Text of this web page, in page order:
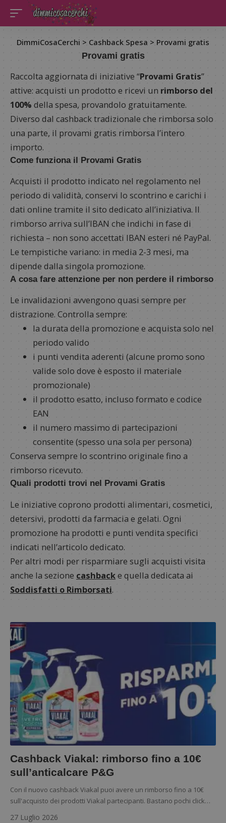
DimmiCosaCerchi > Cashback Spesa > Provami gratis
Provami gratis
Raccolta aggiornata di iniziative “Provami Gratis”
attive: acquisti un prodotto e ricevi un rimborso del
100% della spesa, provandolo gratuitamente.
Diverso dal cashback tradizionale che rimborsa solo
una parte, il provami gratis rimborsa l’intero
importo.
Come funziona il Provami Gratis
Acquisti il prodotto indicato nel regolamento nel
periodo di validità, conservi lo scontrino e carichi i
dati online tramite il sito dedicato all’iniziativa. Il
rimborso arriva sull’IBAN che indichi in fase di
richiesta – non sono accettati IBAN esteri né PayPal.
Le tempistiche variano: in media 2-3 mesi, ma
dipende dalla singola promozione.
A cosa fare attenzione per non perdere il rimborso
Le invalidazioni avvengono quasi sempre per
distrazione. Controlla sempre:
la durata della promozione e acquista solo nel
periodo valido
i punti vendita aderenti (alcune promo sono
valide solo dove è esposto il materiale
promozionale)
il prodotto esatto, incluso formato e codice
EAN
il numero massimo di partecipazioni
consentite (spesso una sola per persona)
Conserva sempre lo scontrino originale fino a
rimborso ricevuto.
Quali prodotti trovi nel Provami Gratis
Le iniziative coprono prodotti alimentari, cosmetici,
detersivi, prodotti da farmacia e gelati. Ogni
promozione ha prodotti e punti vendita specifici
indicati nell’articolo dedicato.
Per altri modi per risparmiare sugli acquisti visita
anche la sezione cashbacke quella dedicata ai
Soddisfatti o Rimborsati.
Cashback Viakal: rimborso fino a 10€
sull’anticalcare P&G
Con il nuovo cashback Viakal puoi avere un rimborso fino a 10€
sull'acquisto dei prodotti Viakal partecipanti. Bastano pochi click…
27 Luglio 2026